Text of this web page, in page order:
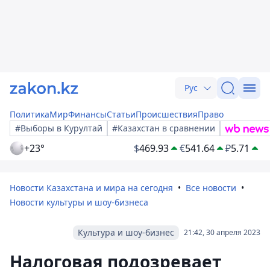
Рус
ПолитикаМирФинансыСтатьиПроисшествияПраво
#Выборы в Курултай
#Казахстан в сравнении
+23° $469.93 €541.64 ₽5.71
Новости Казахстана и мира на сегодня
Все новости
Новости культуры и шоу-бизнеса
21:42, 30 апреля 2023
Культура и шоу-бизнес
Налоговая подозревает